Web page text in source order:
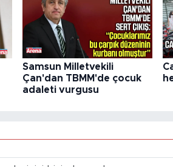
Samsun Milletvekili
Çan'dan TBMM'de çocuk
adaleti vurgusu